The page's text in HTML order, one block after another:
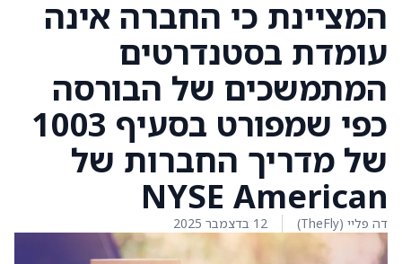
המציינת כי החברה אינה
עומדת בסטנדרטים
המתמשכים של הבורסה
כפי שמפורט בסעיף 1003
של מדריך החברות של
NYSE American
דה פליי (TheFly) 12 בדצמבר 2025